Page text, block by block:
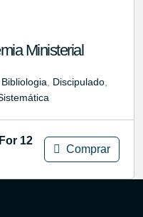
Ministerial
Bibliologia Discipulado
For 12
Comprar